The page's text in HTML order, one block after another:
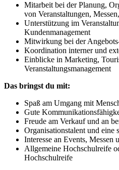
Mitarbeit bei der Planung,
von Veranstaltungen,
Unterstützung im
Kundenmanagement
Mitwirkung bei der
Koordination interner und
Einblicke in Marketing,
Veranstaltungsmanagement
Das bringst du mit:
Spaß am Umgang mit
Gute
Freude am Verkauf und an
Organisationstalent und eine
Interesse an Events, Messen
Allgemeine Hochschulreife
Hochschulreife